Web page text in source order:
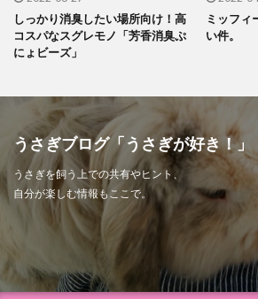
しっかり消臭したい場所向け！高
コスパなスグレモノ「芳香消臭ぷ
にょビーズ」
ミッフィ
い件。
うさぎブログ「うさぎが好き！」
うさぎを飼う上での共有やヒント、
自分が楽しむ情報もここで。